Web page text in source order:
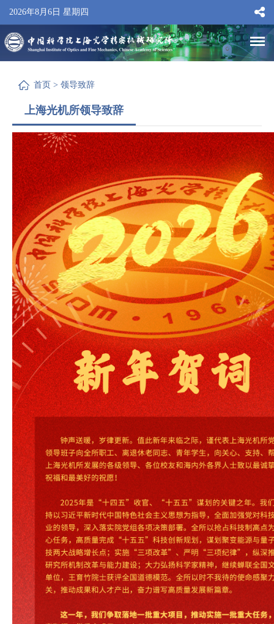
2026年8月6日 星期四
首页 > 领导致辞
上海光机所领导致辞